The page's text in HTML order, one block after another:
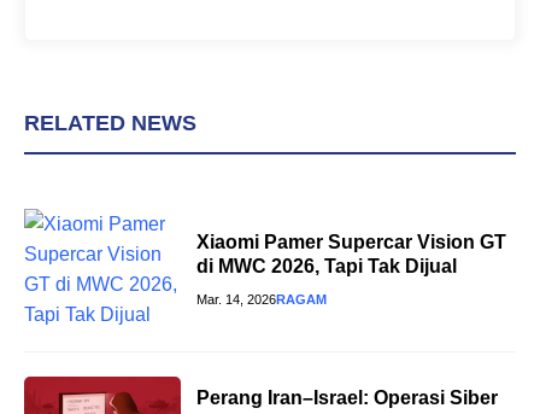
RELATED NEWS
Xiaomi Pamer Supercar Vision GT
di MWC 2026, Tapi Tak Dijual
Mar. 14, 2026RAGAM
Perang Iran–Israel: Operasi Siber